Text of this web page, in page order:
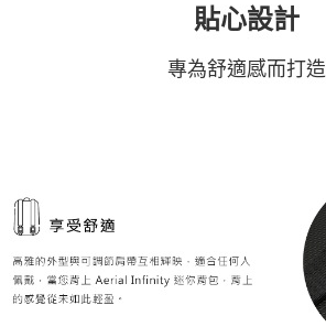
貼心設計
專為舒適感而打造